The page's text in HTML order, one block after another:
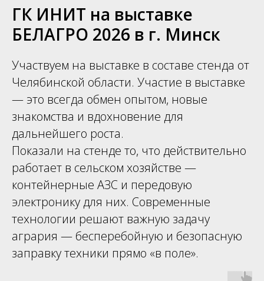
ГК ИНИТ на выставке
БЕЛАГРО 2026 в г. Минск
Участвуем на выставке в составе стенда от
Челябинской области. Участие в выставке
— это всегда обмен опытом, новые
знакомства и вдохновение для
дальнейшего роста.
Показали на стенде то, что действительно
работает в сельском хозяйстве —
контейнерные АЗС и передовую
электронику для них. Современные
технологии решают важную задачу
агрария — бесперебойную и безопасную
заправку техники прямо «в поле».